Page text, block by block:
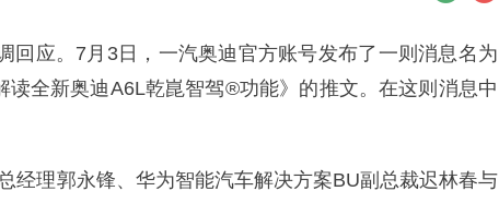
回应。7月3日，一汽奥迪官方账号发布了一则消息名为
读全新奥迪A6L乾崑智驾®功能》的推文。在这则消息中
经理郭永锋、华为智能汽车解决方案BU副总裁迟林春与